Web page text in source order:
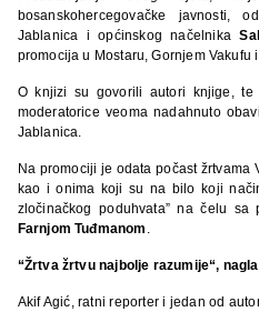
bosanskohercegovačke javnosti,
Jablanica i općinskog načelnika
promocija u Mostaru, Gornjem Vakufu
O knjizi su govorili autori knjige, te
moderatorice veoma nadahnuto
Jablanica.
Na promociji je odata počast
kao i onima koji su na bilo koji
zločinačkog poduhvata” na čelu sa
Farnjom Tuđmanom .
“Žrtva žrtvu najbolje razumije“,
Akif Agić, ratni reporter i jedan od